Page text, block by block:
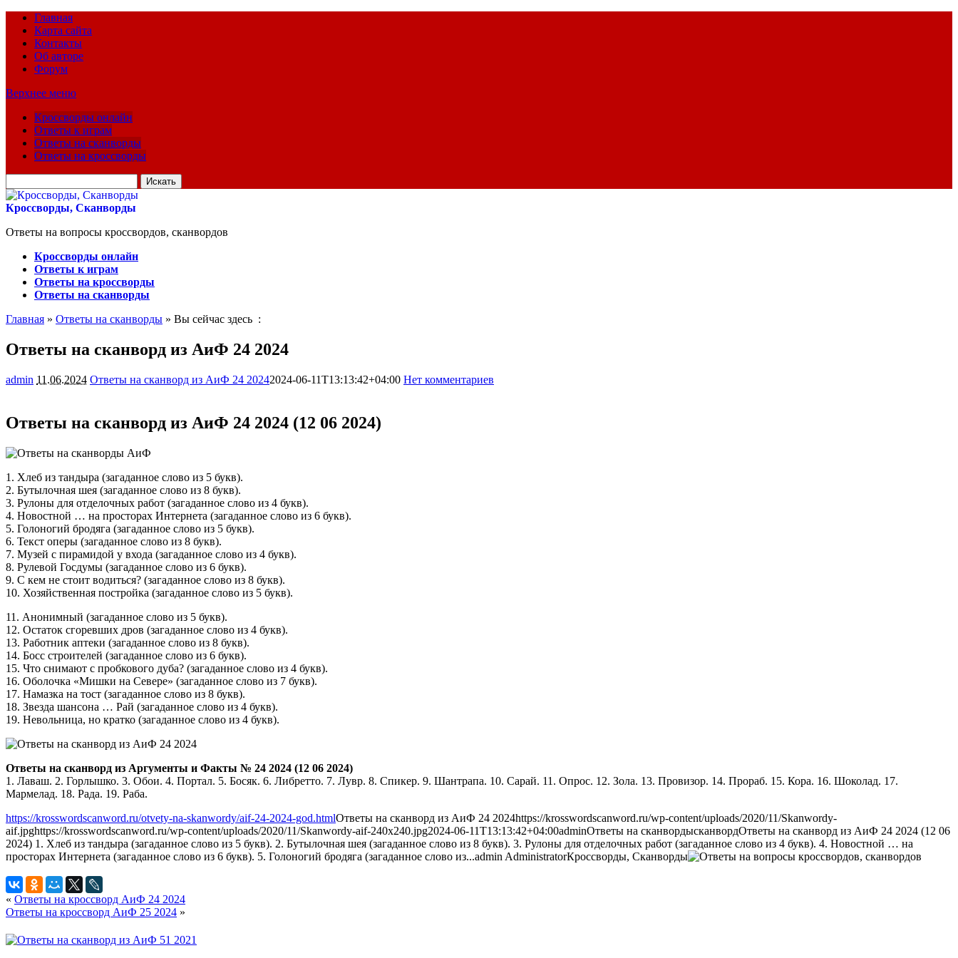
Главная
Карта сайта
Контакты
Об авторе
Форум
Верхнее меню
Кроссворды онлайн
Ответы к играм
Ответы на сканворды
Ответы на кроссворды
для:
Кроссворды, Сканворды
Ответы на вопросы кроссвордов, сканвордов
Кроссворды онлайн
Ответы к играм
Ответы на кроссворды
Ответы на сканворды
Главная » Ответы на сканворды » Вы сейчас здесь :
Ответы на сканворд из АиФ 24 2024
admin 11.06.2024 Ответы на сканворд из АиФ 24 20242024-06-11T13:13:42+04:00 Нет комментариев
Ответы на сканворд из АиФ 24 2024 (12 06 2024)
1. Хлеб из тандыра (загаданное слово из 5 букв).
2. Бутылочная шея (загаданное слово из 8 букв).
3. Рулоны для отделочных работ (загаданное слово из 4 букв).
4. Новостной … на просторах Интернета (загаданное слово из 6 букв).
5. Голоногий бродяга (загаданное слово из 5 букв).
6. Текст оперы (загаданное слово из 8 букв).
7. Музей с пирамидой у входа (загаданное слово из 4 букв).
8. Рулевой Госдумы (загаданное слово из 6 букв).
9. С кем не стоит водиться? (загаданное слово из 8 букв).
10. Хозяйственная постройка (загаданное слово из 5 букв).
11. Анонимный (загаданное слово из 5 букв).
12. Остаток сгоревших дров (загаданное слово из 4 букв).
13. Работник аптеки (загаданное слово из 8 букв).
14. Босс строителей (загаданное слово из 6 букв).
15. Что снимают с пробкового дуба? (загаданное слово из 4 букв).
16. Оболочка «Мишки на Севере» (загаданное слово из 7 букв).
17. Намазка на тост (загаданное слово из 8 букв).
18. Звезда шансона … Рай (загаданное слово из 4 букв).
19. Невольница, но кратко (загаданное слово из 4 букв).
Ответы на сканворд из Аргументы и Факты № 24 2024 (12 06 2024)
1. Лаваш. 2. Горлышко. 3. Обои. 4. Портал. 5. Босяк. 6. Либретто. 7. Лувр. 8. Спикер. 9. Шантрапа. 10. Сарай. 11. Опрос. 12. Зола. 13. Провизор. 14. Прораб. 15. Кора. 16. Шоколад. 17.
Мармелад. 18. Рада. 19. Раба.
https://krosswordscanword.ru/otvety-na-skanwordy/aif-24-2024-god.htmlОтветы на сканворд из АиФ 24 2024https://krosswordscanword.ru/wp-content/uploads/2020/11/Skanwordy-
aif.jpghttps://krosswordscanword.ru/wp-content/uploads/2020/11/Skanwordy-aif-240x240.jpg2024-06-11T13:13:42+04:00adminОтветы на сканвордысканвордОтветы на сканворд из АиФ 24 2024 (12 06
2024) 1. Хлеб из тандыра (загаданное слово из 5 букв). 2. Бутылочная шея (загаданное слово из 8 букв). 3. Рулоны для отделочных работ (загаданное слово из 4 букв). 4. Новостной … на
просторах Интернета (загаданное слово из 6 букв). 5. Голоногий бродяга (загаданное слово из...admin AdministratorКроссворды, Сканворды
« Ответы на кроссворд АиФ 24 2024
Ответы на кроссворд АиФ 25 2024 »